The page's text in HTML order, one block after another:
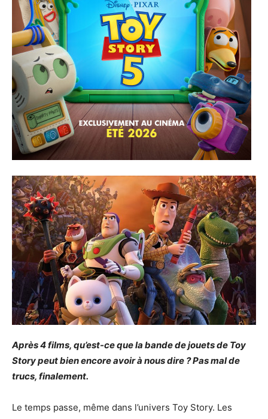
Après 4 films, qu’est-ce que la bande de jouets de Toy
Story peut bien encore avoir à nous dire ? Pas mal de
trucs, finalement.
Le temps passe, même dans l’univers Toy Story. Les